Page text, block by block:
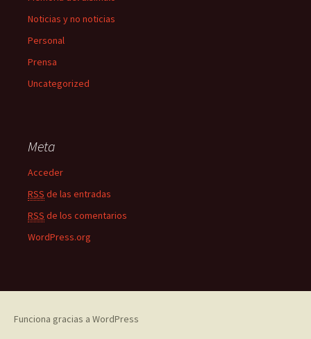
Noticias y no noticias
Personal
Prensa
Uncategorized
Meta
Acceder
RSS de las entradas
RSS de los comentarios
WordPress.org
Funciona gracias a WordPress